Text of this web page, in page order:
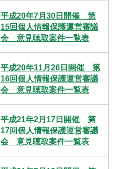
平成20年7月30日開催 第
15回個人情報保護運営審議
会 意見聴取案件一覧表
平成20年11月26日開催 第
16回個人情報保護運営審議
会 意見聴取案件一覧表
平成21年2月17日開催 第
17回個人情報保護運営審議
会 意見聴取案件一覧表